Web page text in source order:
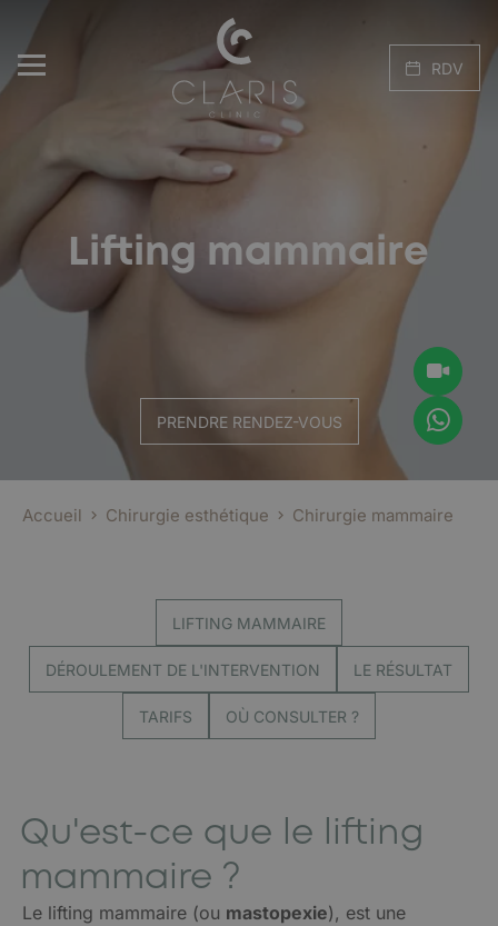
RDV
Lifting mammaire
PRENDRE RENDEZ-VOUS
Accueil Chirurgie esthétique Chirurgie mammaire
LIFTING MAMMAIRE
DÉROULEMENT DE L'INTERVENTION LE RÉSULTAT
TARIFS OÙ CONSULTER ?
Qu'est-ce que le lifting
mammaire ?
Le lifting mammaire (ou mastopexie), est une